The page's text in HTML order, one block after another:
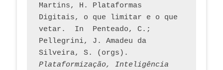
Martins, H. Plataformas
Digitais, o que limitar e o que
vetar.  In  Penteado, C.;
Pellegrini, J. Amadeu da
Plataformização, Inteligência